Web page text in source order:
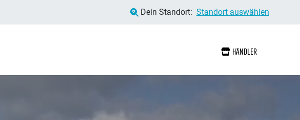
Dein Standort: Standort auswählen
HÄNDLER